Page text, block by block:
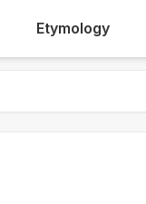
Etymology